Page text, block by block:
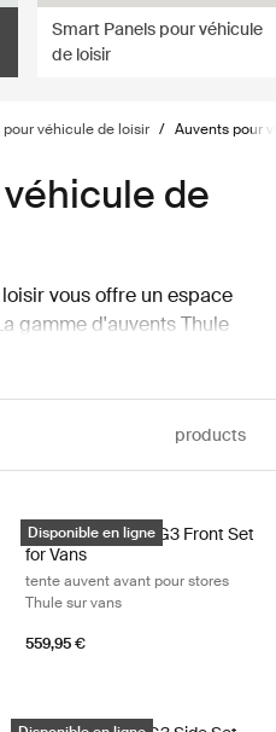
Smart Panels pour véhicule
de loisir
véhicule de loisir / Auvents pour
de
vous offre un espace
gamme d'auvents Thule
à installer répond à
products
avant de tente auvent pour
Thule Residence G3 Front Set
Disponible en ligne
Thule Residence G3 Front Set
for Vans
tente auvent avant pour stores
Thule sur vans
559,95 €
de parois latérales de tente
Thule Residence G3 Side Set for